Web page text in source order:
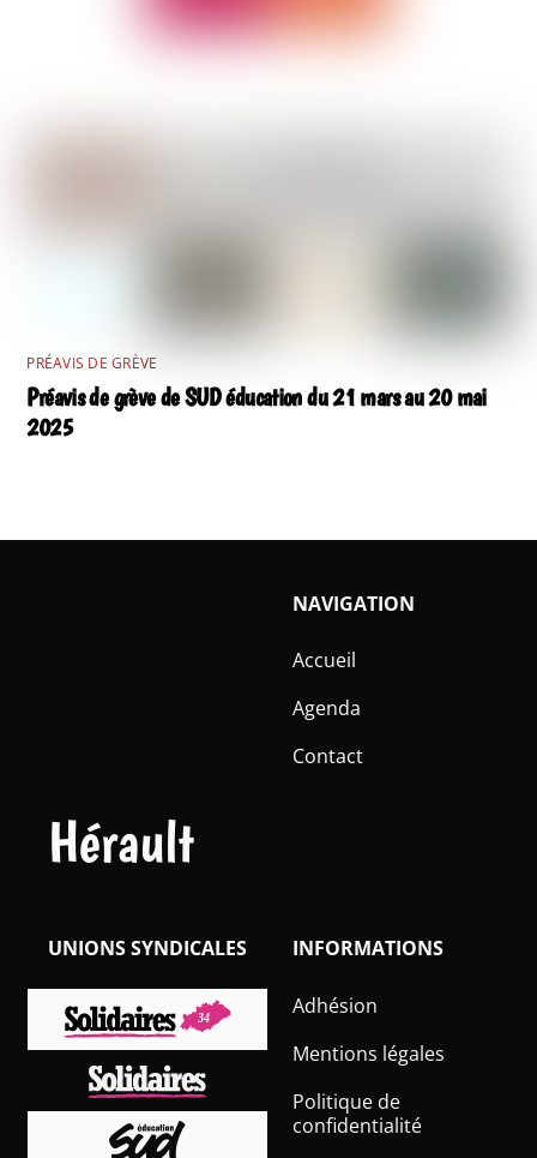
PRÉAVIS DE GRÈVE
Préavis de grève de SUD éducation du 21 mars au 20 mai
2025
Hérault
NAVIGATION
Accueil
Agenda
Contact
INFORMATIONS
Adhésion
Mentions légales
Politique de
confidentialité
UNIONS SYNDICALES